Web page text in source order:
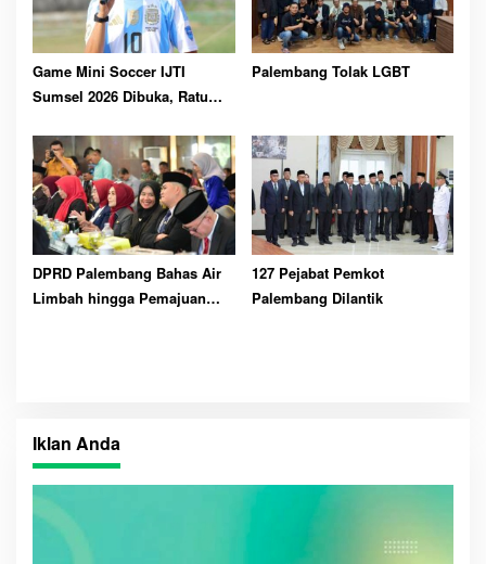
Game Mini Soccer IJTI
Sumsel 2026 Dibuka, Ratu
Solidaritas
Palembang Tolak LGBT
DPRD Palembang Bahas Air
Limbah hingga Pemajuan
127 Pejabat Pemkot
Palembang Dilantik
Iklan Anda